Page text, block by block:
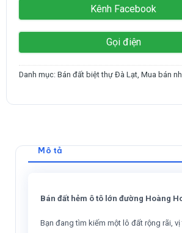
Kênh Facebook
Gọi điện
Danh mục:Bán đất biệt thự Đà Lạt ,Mua bán
Mô tả
Bán đất hẻm ô tô lớn đường Hoàng
Bạn đang tìm kiếm một lô đất rộng rãi,